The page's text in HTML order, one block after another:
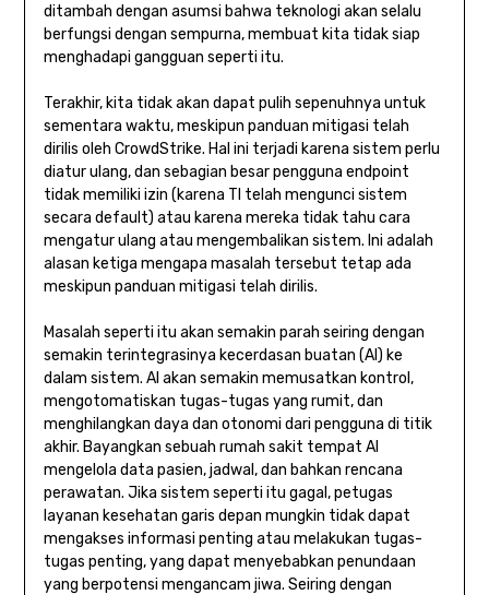
ditambah dengan asumsi bahwa teknologi akan selalu
berfungsi dengan sempurna, membuat kita tidak siap
menghadapi gangguan seperti itu.
Terakhir, kita tidak akan dapat pulih sepenuhnya untuk
sementara waktu, meskipun panduan mitigasi telah
dirilis oleh CrowdStrike. Hal ini terjadi karena sistem perlu
diatur ulang, dan sebagian besar pengguna endpoint
tidak memiliki izin (karena TI telah mengunci sistem
secara default) atau karena mereka tidak tahu cara
mengatur ulang atau mengembalikan sistem. Ini adalah
alasan ketiga mengapa masalah tersebut tetap ada
meskipun panduan mitigasi telah dirilis.
Masalah seperti itu akan semakin parah seiring dengan
semakin terintegrasinya kecerdasan buatan (AI) ke
dalam sistem. AI akan semakin memusatkan kontrol,
mengotomatiskan tugas-tugas yang rumit, dan
menghilangkan daya dan otonomi dari pengguna di titik
akhir. Bayangkan sebuah rumah sakit tempat AI
mengelola data pasien, jadwal, dan bahkan rencana
perawatan. Jika sistem seperti itu gagal, petugas
layanan kesehatan garis depan mungkin tidak dapat
mengakses informasi penting atau melakukan tugas-
tugas penting, yang dapat menyebabkan penundaan
yang berpotensi mengancam jiwa. Seiring dengan